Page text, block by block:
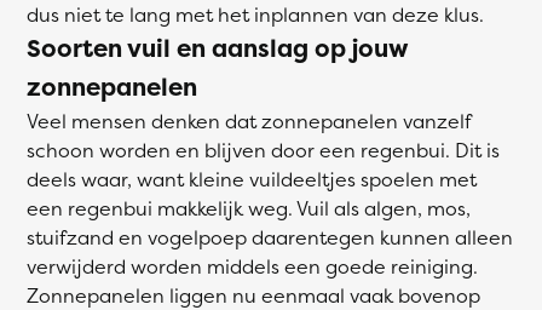
dus niet te lang met het inplannen van deze klus.
Soorten vuil en aanslag op jouw
zonnepanelen
Veel mensen denken dat zonnepanelen vanzelf
schoon worden en blijven door een regenbui. Dit is
deels waar, want kleine vuildeeltjes spoelen met
een regenbui makkelijk weg. Vuil als algen, mos,
stuifzand en vogelpoep daarentegen kunnen alleen
verwijderd worden middels een goede reiniging.
Zonnepanelen liggen nu eenmaal vaak bovenop